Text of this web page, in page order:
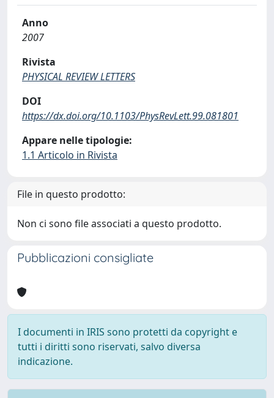
Anno
2007
Rivista
PHYSICAL REVIEW LETTERS
DOI
https://dx.doi.org/10.1103/PhysRevLett.99.081801
Appare nelle tipologie:
1.1 Articolo in Rivista
File in questo prodotto:
Non ci sono file associati a questo prodotto.
Pubblicazioni consigliate
I documenti in IRIS sono protetti da copyright e
tutti i diritti sono riservati, salvo diversa
indicazione.